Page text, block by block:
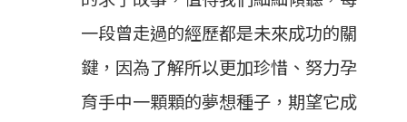
一段曾走過的經歷都是未來成功的關
鍵，因為了解所以更加珍惜、努力孕
育手中一顆顆的夢想種子，期望它成